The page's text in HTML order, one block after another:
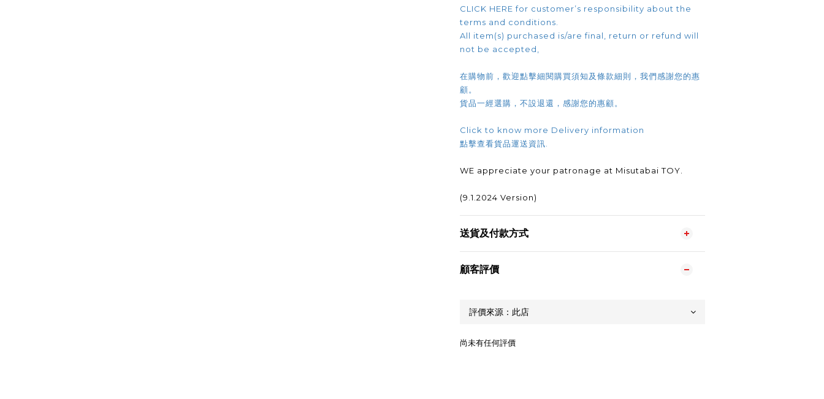
CLICK HERE for customer’s responsibility about the
terms and conditions.
All item(s) purchased is/are final, return or refund will
not be accepted,
在購物前，歡迎點擊細閱購買須知及條款細則，我們感謝您的惠
顧。
貨品一經選購，不設退還，感謝您的惠顧。
Click to know more Delivery information
點擊查看貨品運送資訊.
WE appreciate your patronage at Misutabai TOY.
(9.1.2024 Version)
送貨及付款方式
顧客評價
尚未有任何評價